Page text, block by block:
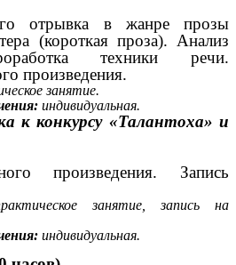
отрывка в жанре прозы
(короткая проза). Анализ
техники речи.
произведения.
занятие.
индивидуальная.
к конкурсу «Талантоха» и
произведения. Запись
занятие, запись на
индивидуальная.